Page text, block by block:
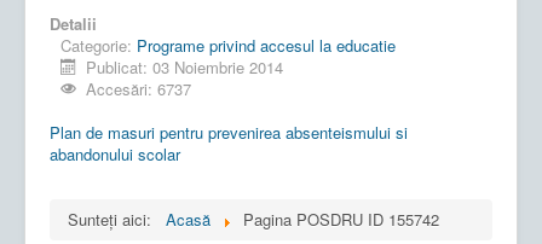
Detalii
Categorie: Programe privind accesul la educatie
Publicat: 03 Noiembrie 2014
Accesări: 6737
Plan de masuri pentru prevenirea absenteismului si
abandonului scolar
Sunteți aici: Acasă Pagina POSDRU ID 155742